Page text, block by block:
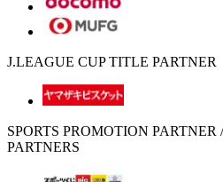
J.LEAGUE CUP TITLE PARTNER
SPORTS PROMOTION
PARTNERS